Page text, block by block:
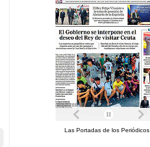
Las Portadas de los Periódicos